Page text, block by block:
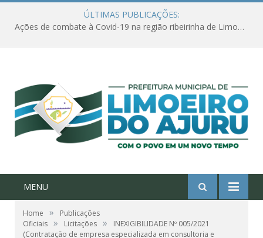
ÚLTIMAS PUBLICAÇÕES:
Ações de combate à Covid-19 na região ribeirinha de Limoeiro do Ajuru continuam
MENU
Home »
Publicações
Oficiais » Licitações »
INEXIGIBILIDADE Nº 005/2021
(Contratação de empresa especializada em consultoria e